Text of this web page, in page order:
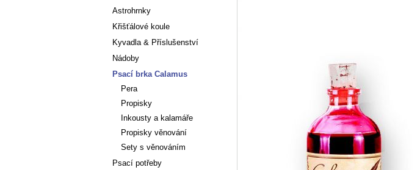
Astrohrnky
Křišťálové koule
Kyvadla & Příslušenství
Nádoby
Psací brka Calamus
Pera
Propisky
Inkousty a kalamáře
Propisky věnování
Sety s věnováním
Psací potřeby